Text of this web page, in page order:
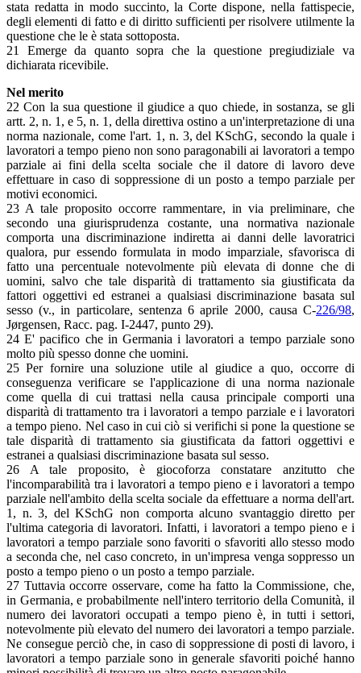
stata redatta in modo succinto, la Corte dispone, nella fattispecie,
degli elementi di fatto e di diritto sufficienti per risolvere utilmente la
questione che le è stata sottoposta.
21 Emerge da quanto sopra che la questione pregiudiziale va
dichiarata ricevibile.
Nel merito
22 Con la sua questione il giudice a quo chiede, in sostanza, se gli
artt. 2, n. 1, e 5, n. 1, della direttiva ostino a un'interpretazione di una
norma nazionale, come l'art. 1, n. 3, del KSchG, secondo la quale i
lavoratori a tempo pieno non sono paragonabili ai lavoratori a tempo
parziale ai fini della scelta sociale che il datore di lavoro deve
effettuare in caso di soppressione di un posto a tempo parziale per
motivi economici.
23 A tale proposito occorre rammentare, in via preliminare, che
secondo una giurisprudenza costante, una normativa nazionale
comporta una discriminazione indiretta ai danni delle lavoratrici
qualora, pur essendo formulata in modo imparziale, sfavorisca di
fatto una percentuale notevolmente più elevata di donne che di
uomini, salvo che tale disparità di trattamento sia giustificata da
fattori oggettivi ed estranei a qualsiasi discriminazione basata sul
sesso (v., in particolare, sentenza 6 aprile 2000, causa C-226/98,
Jørgensen, Racc. pag. I-2447, punto 29).
24 E' pacifico che in Germania i lavoratori a tempo parziale sono
molto più spesso donne che uomini.
25 Per fornire una soluzione utile al giudice a quo, occorre di
conseguenza verificare se l'applicazione di una norma nazionale
come quella di cui trattasi nella causa principale comporti una
disparità di trattamento tra i lavoratori a tempo parziale e i lavoratori
a tempo pieno. Nel caso in cui ciò si verifichi si pone la questione se
tale disparità di trattamento sia giustificata da fattori oggettivi e
estranei a qualsiasi discriminazione basata sul sesso.
26 A tale proposito, è giocoforza constatare anzitutto che
l'incomparabilità tra i lavoratori a tempo pieno e i lavoratori a tempo
parziale nell'ambito della scelta sociale da effettuare a norma dell'art.
1, n. 3, del KSchG non comporta alcuno svantaggio diretto per
l'ultima categoria di lavoratori. Infatti, i lavoratori a tempo pieno e i
lavoratori a tempo parziale sono favoriti o sfavoriti allo stesso modo
a seconda che, nel caso concreto, in un'impresa venga soppresso un
posto a tempo pieno o un posto a tempo parziale.
27 Tuttavia occorre osservare, come ha fatto la Commissione, che,
in Germania, e probabilmente nell'intero territorio della Comunità, il
numero dei lavoratori occupati a tempo pieno è, in tutti i settori,
notevolmente più elevato del numero dei lavoratori a tempo parziale.
Ne consegue perciò che, in caso di soppressione di posti di lavoro, i
lavoratori a tempo parziale sono in generale sfavoriti poiché hanno